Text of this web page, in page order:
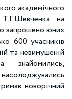
академічного
на
запрошено юних
600 учасників
та невимушеній
знайомились,
новорічний